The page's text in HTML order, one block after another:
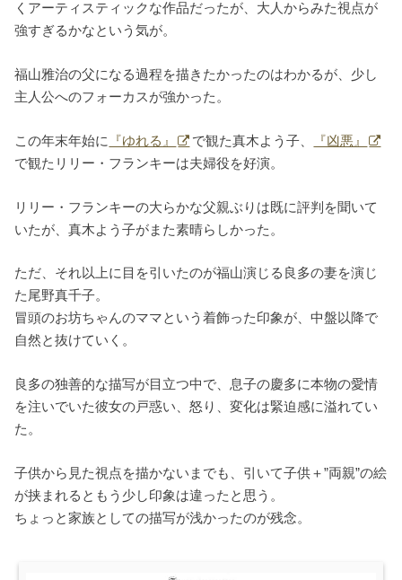
くアーティスティックな作品だったが、大人からみた視点が
強すぎるかなという気が。
福山雅治の父になる過程を描きたかったのはわかるが、少し
主人公へのフォーカスが強かった。
この年末年始に 『ゆれる』 で観た真木よう子、
『凶悪』
で観たリリー・フランキーは夫婦役を好演。
リリー・フランキーの大らかな父親ぶりは既に評判を聞いて
いたが、真木よう子がまた素晴らしかった。
ただ、それ以上に目を引いたのが福山演じる良多の妻を演じ
た尾野真千子。
冒頭のお坊ちゃんのママという着飾った印象が、中盤以降で
自然と抜けていく。
良多の独善的な描写が目立つ中で、息子の慶多に本物の愛情
を注いでいた彼女の戸惑い、怒り、変化は緊迫感に溢れてい
た。
子供から見た視点を描かないまでも、引いて子供＋”両親”の絵
が挟まれるともう少し印象は違ったと思う。
ちょっと家族としての描写が浅かったのが残念。